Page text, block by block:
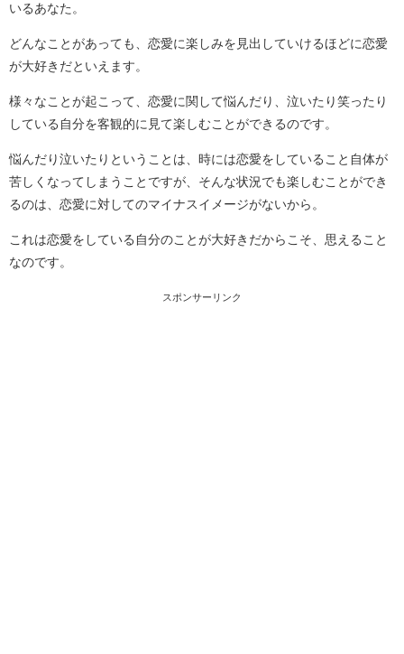
いるあなた。
どんなことがあっても、恋愛に楽しみを見出していけるほどに恋愛
が大好きだといえます。
様々なことが起こって、恋愛に関して悩んだり、泣いたり笑ったり
している自分を客観的に見て楽しむことができるのです。
悩んだり泣いたりということは、時には恋愛をしていること自体が
苦しくなってしまうことですが、そんな状況でも楽しむことができ
るのは、恋愛に対してのマイナスイメージがないから。
これは恋愛をしている自分のことが大好きだからこそ、思えること
なのです。
スポンサーリンク